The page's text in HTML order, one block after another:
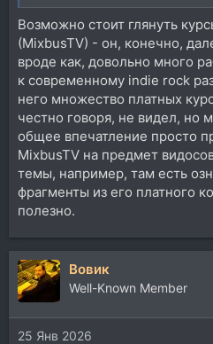
комментариями.
Возможно стоит глянуть
(MixbusTV) - он, конечно,
вроде как, довольно много
к современному indie rock
него множество платных
честно говоря, не видел, но
общее впечатление просто
MixbusTV на предмет
темы, например, там есть
фрагменты из его платного
полезно.
Вовик
Well-Known Member
25 Янв 2026